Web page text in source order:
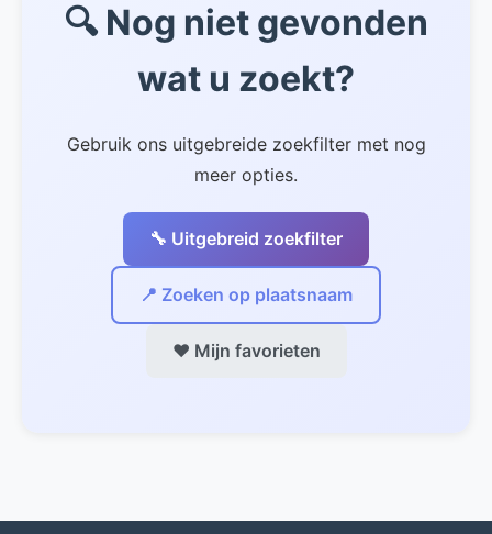
🔍 Nog niet gevonden
wat u zoekt?
Gebruik ons uitgebreide zoekfilter met nog
meer opties.
🔧 Uitgebreid zoekfilter
📍 Zoeken op plaatsnaam
❤️ Mijn favorieten